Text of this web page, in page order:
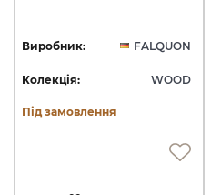
Виробник: FALQUON
Колекція: WOOD
Під замовлення